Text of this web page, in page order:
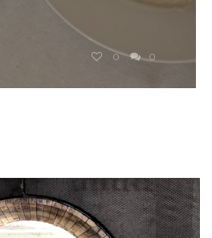
0 0